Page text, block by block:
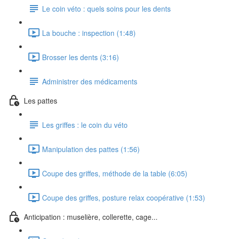
Le coin véto : quels soins pour les dents
La bouche : inspection (1:48)
Brosser les dents (3:16)
Administrer des médicaments
Les pattes
Les griffes : le coin du véto
Manipulation des pattes (1:56)
Coupe des griffes, méthode de la table (6:05)
Coupe des griffes, posture relax coopérative (1:53)
Anticipation : muselière, collerette, cage...